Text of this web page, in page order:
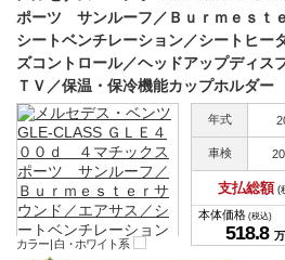
ポーツ サンルーフ／Ｂｕｒｍｅｓｔ
シートベンチレーション／シートヒー
ズコントロール／ヘッドアップディス
ＴＶ／保温・保冷機能カップホルダー
カラー | 白・ホワイト系
年式
車検
支払総額 (
本体価格 (税込)
518.8